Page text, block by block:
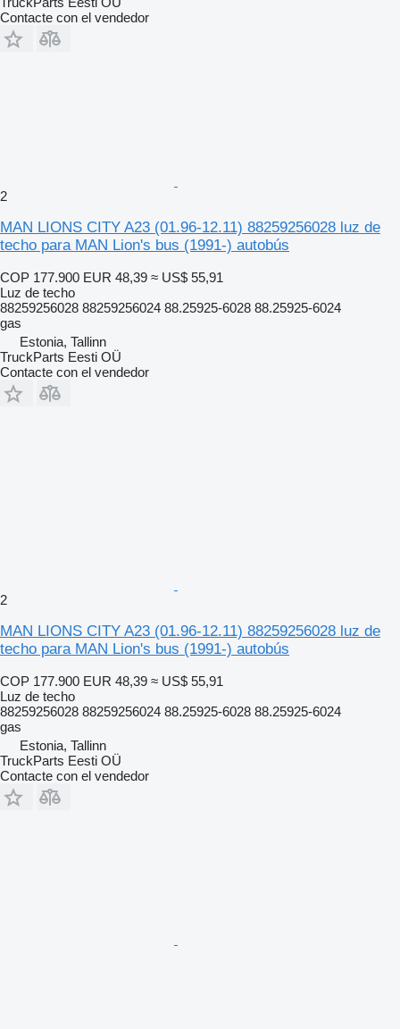
Contacte con el vendedor
2
MAN LIONS CITY A23 (01.96-12.11) 88259256028 luz de
techo para MAN Lion's bus (1991-) autobús
COP 177.900 EUR 48,39 ≈ US$ 55,91
Luz de techo
88259256028 88259256024 88.25925-6028 88.25925-6024
gas
Estonia, Tallinn
TruckParts Eesti OÜ
Contacte con el vendedor
2
MAN LIONS CITY A23 (01.96-12.11) 88259256028 luz de
techo para MAN Lion's bus (1991-) autobús
COP 177.900 EUR 48,39 ≈ US$ 55,91
Luz de techo
88259256028 88259256024 88.25925-6028 88.25925-6024
gas
Estonia, Tallinn
TruckParts Eesti OÜ
Contacte con el vendedor